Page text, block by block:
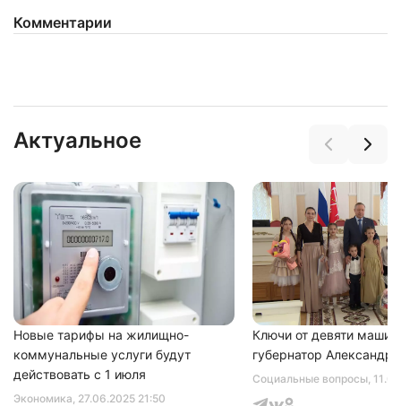
Комментарии
Актуальное
Экономика, 27.06.2025 21:50
Новые тарифы на жилищно-
коммунальные услуги будут
действовать с 1 июля
Социальные вопросы,
Ключи от девяти машин
губернатор Александр
Нажимая на кнопку "Отправить" вы